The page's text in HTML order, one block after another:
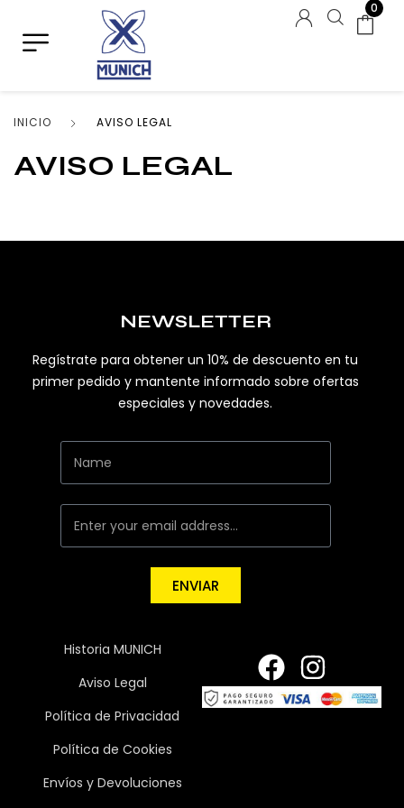
0
INICIO AVISO LEGAL
AVISO LEGAL
NEWSLETTER
Regístrate para obtener un 10% de descuento en tu
primer pedido y mantente informado sobre ofertas
especiales y novedades.
ENVIAR
Historia MUNICH
Aviso Legal
Política de Privacidad
Política de Cookies
Envíos y Devoluciones